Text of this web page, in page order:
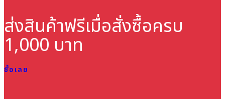
ส่งสินค้าฟรีเมื่อสั่งซื้อครบ
1,000 บาท
ซื้อเลย